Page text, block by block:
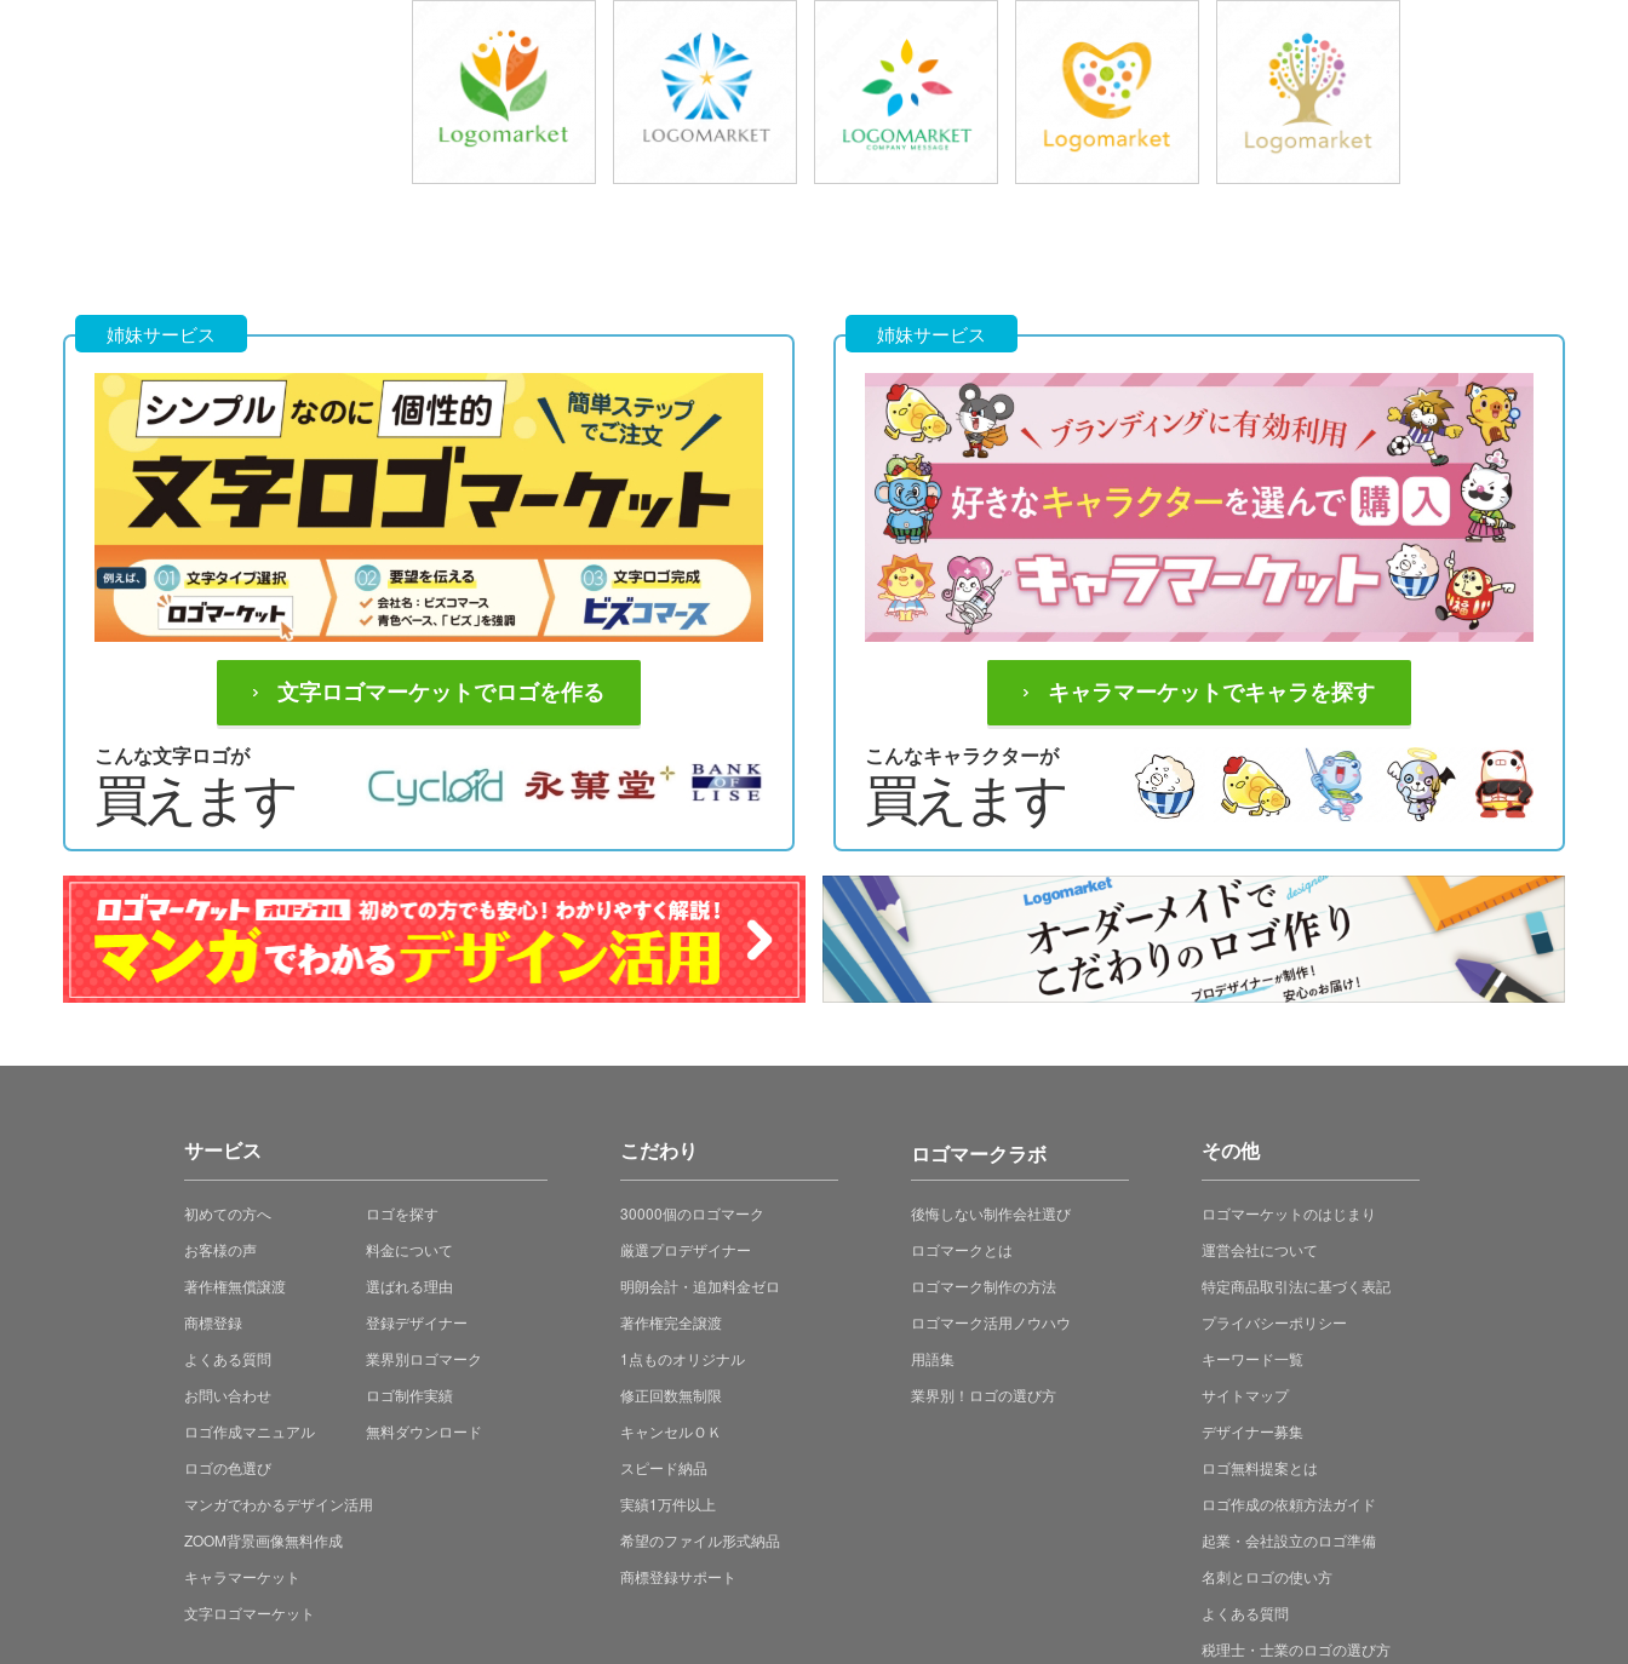
39,800円
(税込43,780円)
39,800円
(税込43,780円)
39,800円
(税込43,780円)
39,800円
(税込43,780円)
39,800円
(税込43,780円)
姉妹サービス
文字ロゴマーケットでロゴを作る
こんな文字ロゴが
買えます
姉妹サービス
キャラマーケットでキャラを探す
こんなキャラクターが
買えます
サービス
初めての方へ
ロゴを探す
お客様の声
料金について
著作権無償譲渡
選ばれる理由
商標登録
登録デザイナー
よくある質問
業界別ロゴマーク
お問い合わせ
ロゴ制作実績
ロゴ作成マニュアル
無料ダウンロード
ロゴの色選び
マンガでわかるデザイン活用
ZOOM背景画像無料作成
キャラマーケット
文字ロゴマーケット
こだわり
30000個のロゴマーク
厳選プロデザイナー
明朗会計・追加料金ゼロ
著作権完全譲渡
1点ものオリジナル
修正回数無制限
キャンセルＯＫ
スピード納品
実績1万件以上
希望のファイル形式納品
商標登録サポート
ロゴマークラボ
後悔しない制作会社選び
ロゴマークとは
ロゴマーク制作の方法
ロゴマーク活用ノウハウ
用語集
業界別！ロゴの選び方
その他
ロゴマーケットのはじまり
運営会社について
特定商品取引法に基づく表記
プライバシーポリシー
キーワード一覧
サイトマップ
デザイナー募集
ロゴ無料提案とは
ロゴ作成の依頼方法ガイド
起業・会社設立のロゴ準備
名刺とロゴの使い方
よくある質問
税理士・士業のロゴの選び方